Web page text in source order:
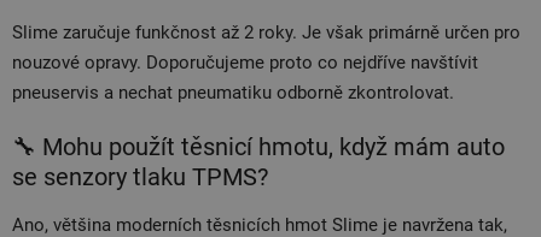
Slime zaručuje funkčnost až 2 roky. Je však primárně určen pro
nouzové opravy. Doporučujeme proto co nejdříve navštívit
pneuservis a nechat pneumatiku odborně zkontrolovat.
🔧 Mohu použít těsnicí hmotu, když mám auto
se senzory tlaku TPMS?
Ano, většina moderních těsnicích hmot Slime je navržena tak,